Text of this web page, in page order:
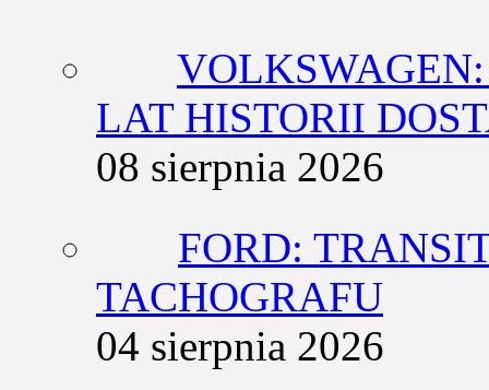
LAT HISTORII
08 sierpnia 2026
FORD:
TACHOGRAFU
04 sierpnia 2026